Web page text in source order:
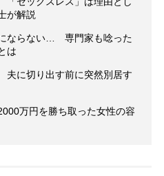
が解説
ならない… 専門家も唸った
は
夫に切り出す前に突然別居す
万円を勝ち取った女性の容